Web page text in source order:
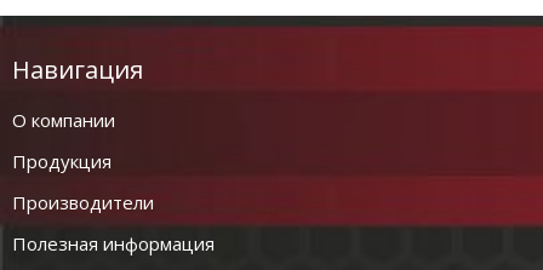
Навигация
О компании
Продукция
Производители
Полезная информация